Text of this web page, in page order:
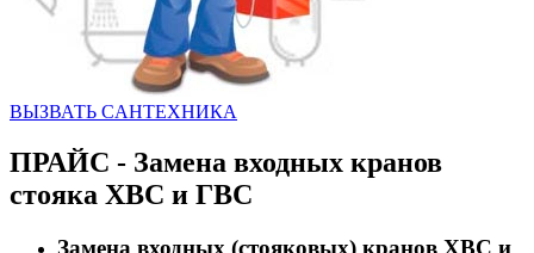
ВЫЗВАТЬ CАНТЕХНИКА
ПРАЙС - Замена входных кранов
стояка ХВС и ГВС
Замена входных (стояковых) кранов ХВС и